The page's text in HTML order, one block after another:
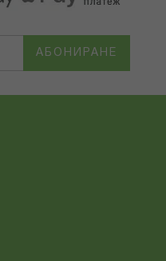
АБОНИРАНЕ